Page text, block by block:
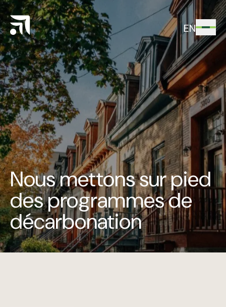
EN
Nous mettons sur pied
des programmes de
décarbonation